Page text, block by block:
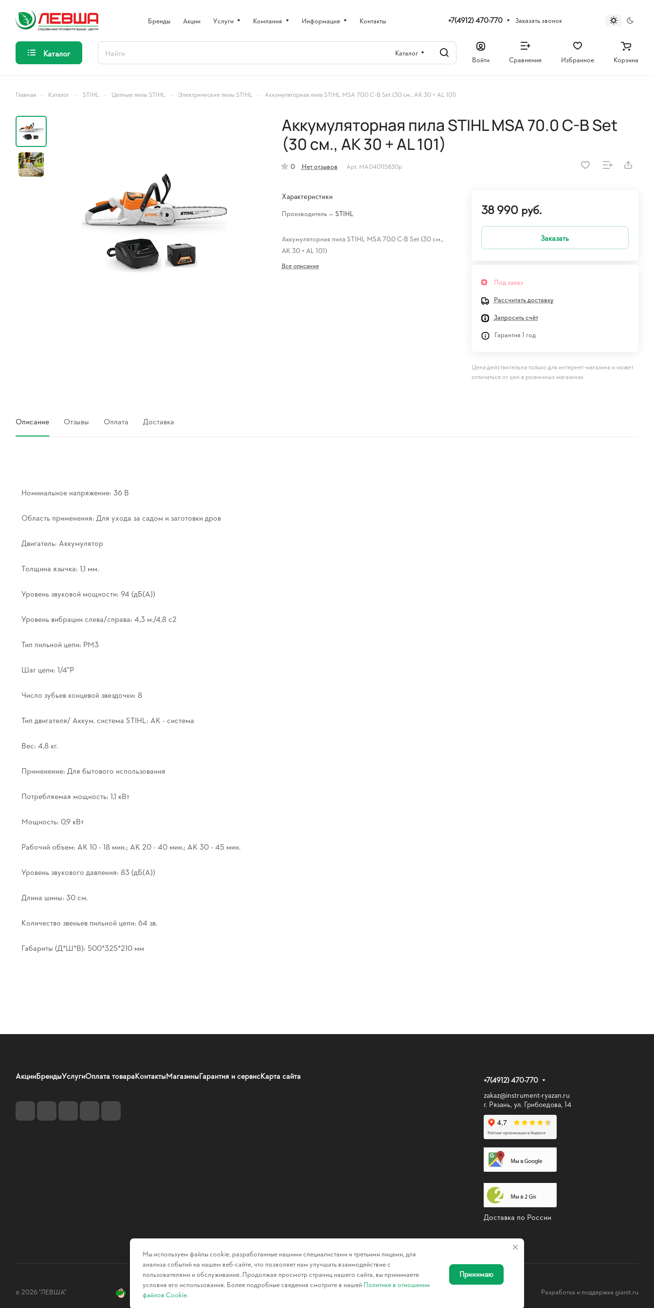
Бренды Акции Услуги Компания Информация Контакты +7(4912) 470-770 Заказать звонок
Каталог Каталог
Войти Сравнение Избранное Корзина
Главная – Каталог – STIHL – Цепные пилы STIHL – Электрические пилы STIHL – Аккумуляторная пила STIHL MSA 70.0 C-B Set (30 см., AK 30 + AL 101)
Аккумуляторная пила STIHL MSA 70.0 C-B Set
(30 см., AK 30 + AL 101)
0 Нет отзывов Арт. MA040115830р
Характеристики
Производитель — STIHL
Аккумуляторная пила STIHL MSA 70.0 C-B Set (30 см.,
AK 30 + AL 101)
Все описание
38 990 руб.
Заказать
Под заказ
Рассчитать доставку
Запросить счёт
Гарантия 1 год
Цена действительна только для интернет-магазина и может
отличаться от цен в розничных магазинах
Описание Отзывы Оплата Доставка
Номинальное напряжение: 36 В
Область применения: Для ухода за садом и заготовки дров
Двигатель: Аккумулятор
Толщина язычка: 1,1 мм.
Уровень звуковой мощности: 94 (дБ(А))
Уровень вибрации слева/справа: 4,3 м./4,8 с2
Тип пильной цепи: PM3
Шаг цепи: 1/4"P
Число зубьев концевой звездочки: 8
Тип двигателя/ Аккум. система STIHL: AK - система
Вес: 4,8 кг.
Применение: Для бытового использования
Потребляемая мощность: 1,1 кВт
Мощность: 0,9 кВт
Рабочий объем: AK 10 - 18 мин.; AK 20 - 40 мин.; AK 30 - 45 мин.
Уровень звукового давления: 83 (дБ(A))
Длина шины: 30 см.
Количество звеньев пильной цепи: 64 зв.
Габариты (Д*Ш*В): 500*325*210 мм
АкцииБрендыУслугиОплата товараКонтактыМагазиныГарантия и сервисКарта сайта
+7(4912) 470-770
zakaz@instrument-ryazan.ru
г. Рязань, ул. Грибоедова, 14
Доставка по России
© 2026 "ЛЕВША" Разработка и поддержка gianit.ru
Мы используем файлы cookie, разработанные нашими специалистами и третьими лицами, для
анализа событий на нашем веб-сайте, что позволяет нам улучшать взаимодействие с
пользователями и обслуживание. Продолжая просмотр страниц нашего сайта, вы принимаете
условия его использования. Более подробные сведения смотрите в нашей Политике в отношении
файлов Cookie.
Принимаю